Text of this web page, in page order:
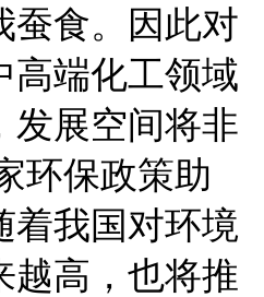
蚕食。因此对
高端化工领域
发展空间将非
环保政策助
着我国对环境
越高，也将推